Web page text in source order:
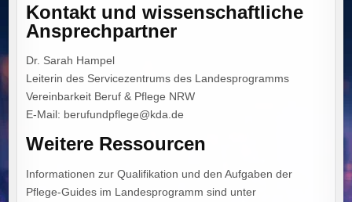
Kontakt und wissenschaftliche
Ansprechpartner
Dr. Sarah Hampel
Leiterin des Servicezentrums des Landesprogramms
Vereinbarkeit Beruf & Pflege NRW
E-Mail: berufundpflege@kda.de
Weitere Ressourcen
Informationen zur Qualifikation und den Aufgaben der
Pflege-Guides im Landesprogramm sind unter